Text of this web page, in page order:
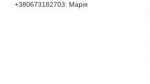
+380673182703
Марія